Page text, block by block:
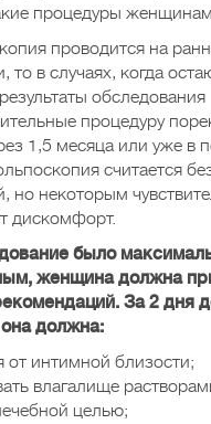
процедуры
проводится на
то в случаях, когда
обследования
процедуру
1,5 месяца или уже в
считается
но некоторым
дискомфорт.
было
женщина должна
За 2 дня
должна:
от интимной близости;
влагалище
целью;